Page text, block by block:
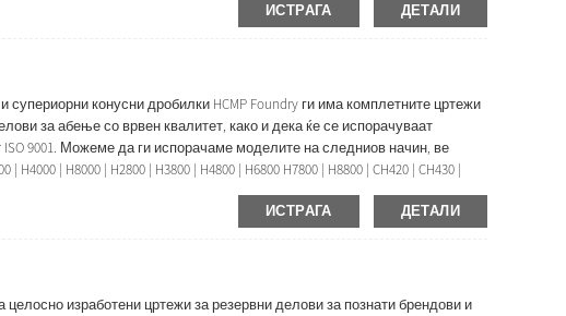
ИСТРАГА
ДЕТАЛИ
супериорни конусни дробилки HCMP Foundry ги има комплетните цртежи
за абење со врвен квалитет, како и дека ќе се испорачуваат
9001. Можеме да ги испорачаме моделите на следниов начин, ве
| H8000 | H2800 | H3800 | H4800 | H6800 H7800 | H8800 | CH420 | CH430 |
ИСТРАГА
ДЕТАЛИ
изработени цртежи за резервни делови за познати брендови и